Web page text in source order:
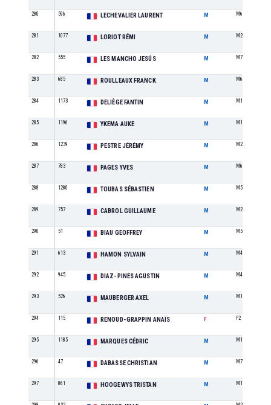
280 596 LECHEVALIER LAURENT M M6
281 1077 LORIOT RÉMI M M2
282 555 LES MANCHO JESÚS M M7
283 685 ROULLEAUX FRANCK M M6
284 1173 DELIÈGE FANTIN M M1
285 1196 YKEMA AUKE M M1
286 1239 PESTRE JÉRÉMY M M2
287 783 PAGES YVES M M6
288 1280 TOUBAS SÉBASTIEN M M5
289 757 CABROL GUILLAUME M M2
290 51 BIAU GEOFFREY M M5
291 613 HAMON SYLVAIN M M4
292 945 DIAZ-PINES AGUSTIN M M4
293 526 MAUBERGER AXEL M M1
294 115 RENOUD-GRAPPIN ANAÏS F F2
295 1185 MARQUES CÉDRIC M M1
296 47 DABASSE CHRISTIAN M M7
297 861 HOOGEWYS TRISTAN M M1